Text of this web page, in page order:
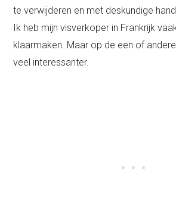
te verwijderen en met deskundige
Ik heb mijn visverkoper in Frankrijk
klaarmaken. Maar op de een of
veel interessanter.